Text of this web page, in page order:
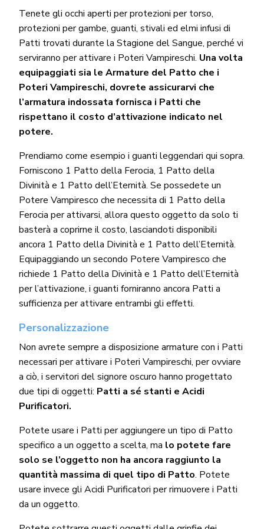
Tenete gli occhi aperti per protezioni per torso,
protezioni per gambe, guanti, stivali ed elmi infusi di
Patti trovati durante la Stagione del Sangue, perché vi
serviranno per attivare i Poteri Vampireschi. Una volta
equipaggiati sia le Armature del Patto che i
Poteri Vampireschi, dovrete assicurarvi che
l’armatura indossata fornisca i Patti che
rispettano il costo d’attivazione indicato nel
potere.
Prendiamo come esempio i guanti leggendari qui sopra.
Forniscono 1 Patto della Ferocia, 1 Patto della
Divinità e 1 Patto dell’Eternità. Se possedete un
Potere Vampiresco che necessita di 1 Patto della
Ferocia per attivarsi, allora questo oggetto da solo ti
basterà a coprirne il costo, lasciandoti disponibili
ancora 1 Patto della Divinità e 1 Patto dell’Eternità.
Equipaggiando un secondo Potere Vampiresco che
richiede 1 Patto della Divinità e 1 Patto dell’Eternità
per l’attivazione, i guanti forniranno ancora Patti a
sufficienza per attivare entrambi gli effetti.
Personalizzazione
Non avrete sempre a disposizione armature con i Patti
necessari per attivare i Poteri Vampireschi, per ovviare
a ciò, i servitori del signore oscuro hanno progettato
due tipi di oggetti: Patti a sé stanti e Acidi
Purificatori.
Potete usare i Patti per aggiungere un tipo di Patto
specifico a un oggetto a scelta, ma lo potete fare
solo se l’oggetto non ha ancora raggiunto la
quantità massima di quel tipo di Patto. Potete
usare invece gli Acidi Purificatori per rimuovere i Patti
da un oggetto.